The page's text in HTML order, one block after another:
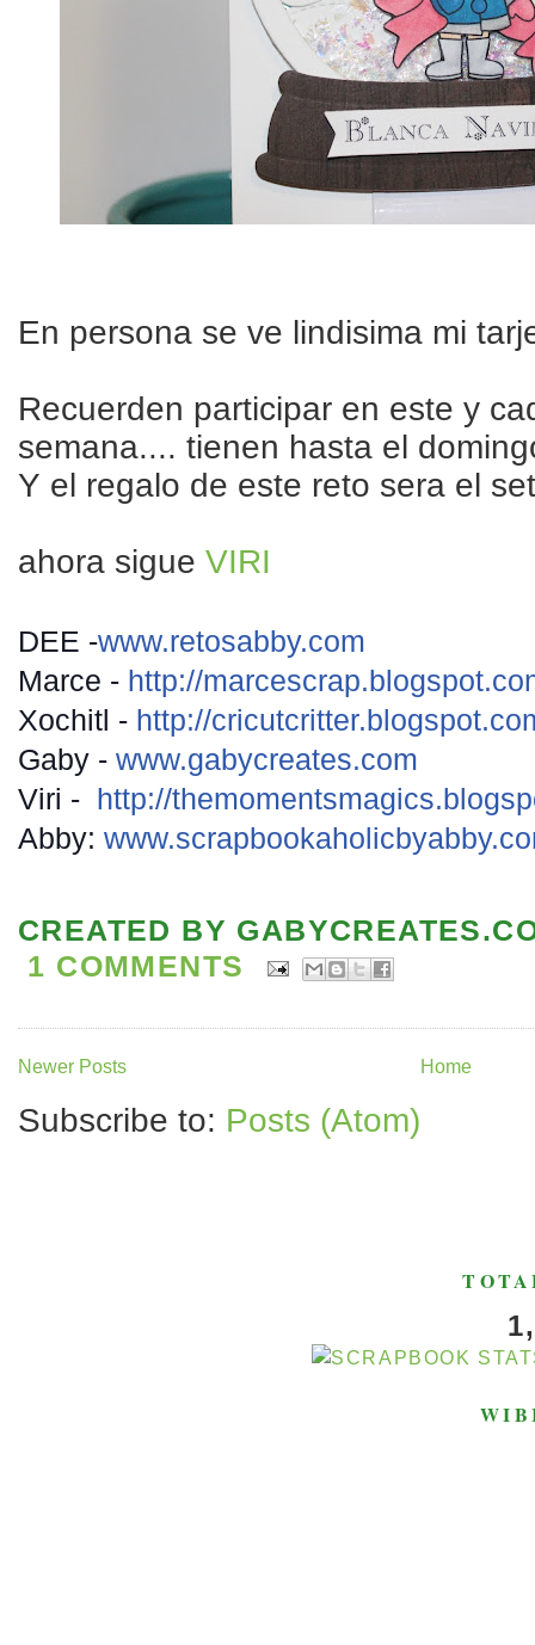
En persona se ve lindisima mi
Recuerden participar en este y
semana.... tienen hasta el
Y el regalo de este reto sera el
ahora sigue VIRI
DEE -www.retosabby.com
Marce - http://
Xochitl - http://
Gaby - www.gabycreates.com
Viri -
http://
Abby:
CREATED BY
1 COMMENTS
Newer Posts Home
Subscribe to: Posts (Atom)